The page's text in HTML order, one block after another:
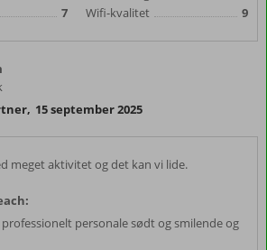
7
Wifi-kvalitet
9
, 15 september 2025
meget aktivitet og det kan vi lide.
personale sødt og smilende og